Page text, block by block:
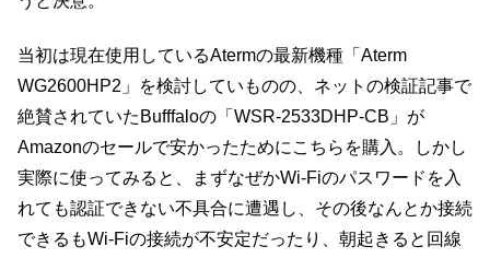
当初は現在使用しているAtermの最新機種「Aterm
WG2600HP2」を検討していものの、ネットの検証記事で
絶賛されていたBufffaloの「WSR-2533DHP-CB」が
Amazonのセールで安かったためにこちらを購入。しかし
実際に使ってみると、まずなぜかWi-Fiのパスワードを入
れても認証できない不具合に遭遇し、その後なんとか接続
できるもWi-Fiの接続が不安定だったり、朝起きると回線